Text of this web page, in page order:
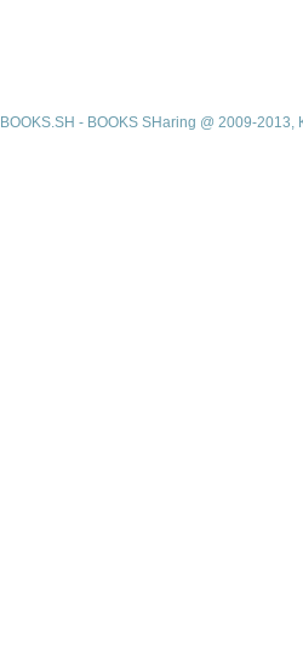
BOOKS.SH - BOOKS SHaring @ 2009-2013,